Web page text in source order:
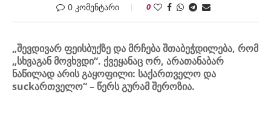
0 კომენტარი 0
„შევდივარ ფეისბუქზე და მრჩება შთაბეჭდილება, რომ
„სხვაგან მოვხვდი“. ქვეყანაც ორ, არათანაბარ
ნაწილად არის გაყოფილი: საქართველო და
suckართველო“ – წერს გურამ შეროზია.